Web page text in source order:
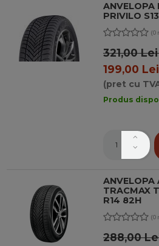
ANVELOPA
PRIVILO
(0
321,00
199,00
(pret cu
Produs
ANVELOPA
TRACMAX
R14 82H
(0
288,00